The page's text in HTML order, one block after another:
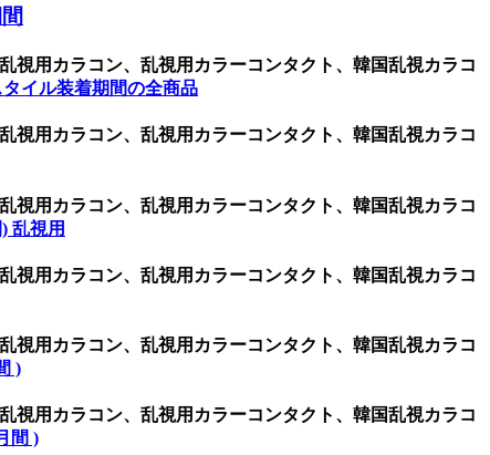
視用カラコン、乱視用カラーコンタクト、韓国乱視カラコ
イル装着期間の全商品
視用カラコン、乱視用カラーコンタクト、韓国乱視カラコ
視用カラコン、乱視用カラーコンタクト、韓国乱視カラコ
乱視用
視用カラコン、乱視用カラーコンタクト、韓国乱視カラコ
視用カラコン、乱視用カラーコンタクト、韓国乱視カラコ
)
視用カラコン、乱視用カラーコンタクト、韓国乱視カラコ
間 )